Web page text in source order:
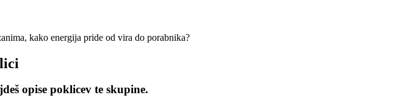
kako energija pride od vira do porabnika?
opise poklicev te skupine.